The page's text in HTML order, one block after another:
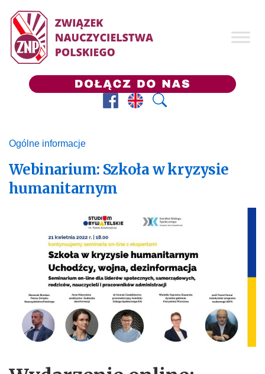
FacebookPrezes ZNP
Wyszukaj
Ogólne informacje
Webinarium: Szkoła w kryzysie
humanitarnym